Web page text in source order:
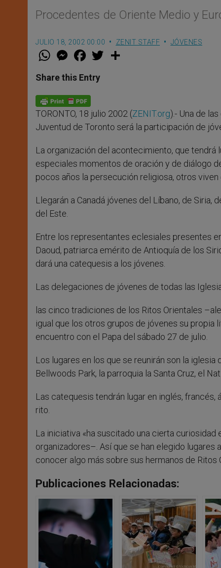
Procedentes de Oriente Medio y
JULIO 18, 2002 00:00 ZENIT STAFF JÓVENES
W
t
s
p
p
M
e
s
e
g
e
r
F
a
e
b
o
k
w
Share this Entry
TORONTO, 18 julio 2002 (ZENIT.org).- Una de
Juventud de Toronto será la participación de
La organización del acontecimiento, que
especiales momentos de oración y de diálogo
pocos años la persecución religiosa, otros
Llegarán a Canadá jóvenes del Líbano, de
del Este.
Entre los representantes eclesiales presentes
Daoud, patriarca emérito de Antioquía de los
dará una catequesis a los jóvenes.
Las delegaciones de jóvenes de todas las
las cinco tradiciones de los Ritos Orientales
igual que los otros grupos de jóvenes su propia
encuentro con el Papa del sábado 27 de julio.
Los lugares en los que se reunirán son la
Bellwoods Park, la parroquia la Santa Cruz, el
Las catequesis tendrán lugar en inglés,
rito.
La iniciativa «ha suscitado una cierta curiosidad
organizadores–. Así que se han elegido
conocer algo más sobre sus hermanos de Ritos
Publicaciones Relacionadas: